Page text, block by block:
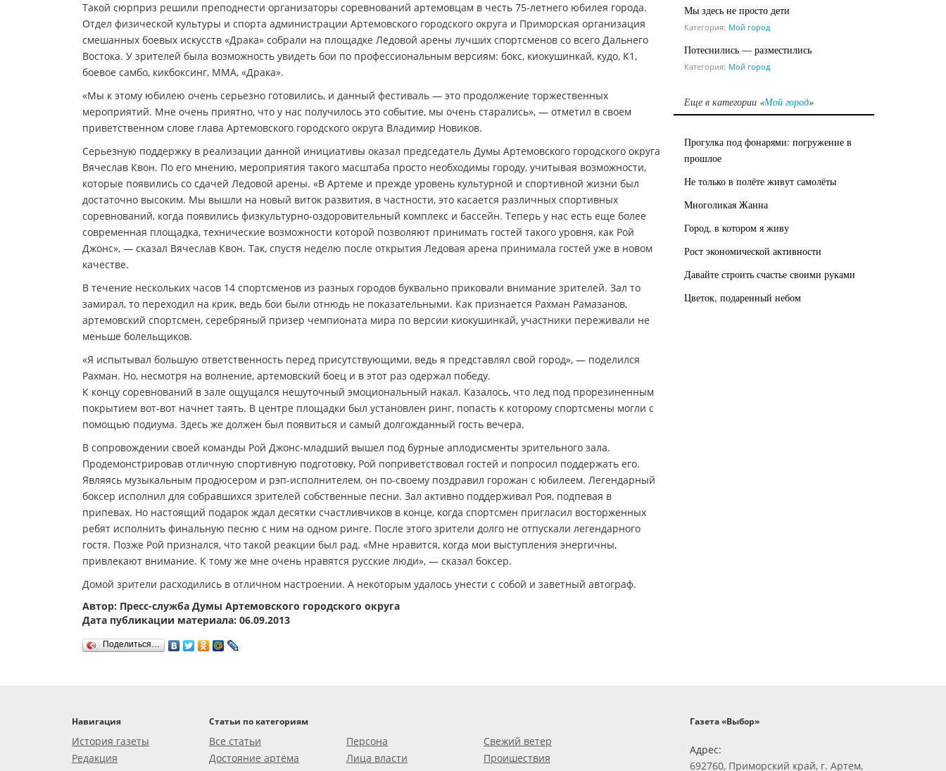
Такой сюрприз решили преподнести организаторы соревнований артемовцам в честь 75-летнего юбилея города.
Отдел физической культуры и спорта администрации Артемовского городского округа и Приморская организация
смешанных боевых искусств «Драка» собрали на площадке Ледовой арены лучших спортсменов со всего Дальнего
Востока. У зрителей была возможность увидеть бои по профессиональным версиям: бокс, киокушинкай, кудо, К1,
боевое самбо, кикбоксинг, ММА, «Драка».
«Мы к этому юбилею очень серьезно готовились, и данный фестиваль — это продолжение торжественных
мероприятий. Мне очень приятно, что у нас получилось это событие, мы очень старались», — отметил в своем
приветственном слове глава Артемовского городского округа Владимир Новиков.
Серьезную поддержку в реализации данной инициативы оказал председатель Думы Артемовского городского округа
Вячеслав Квон. По его мнению, мероприятия такого масштаба просто необходимы городу, учитывая возможности,
которые появились со сдачей Ледовой арены. «В Артеме и прежде уровень культурной и спортивной жизни был
достаточно высоким. Мы вышли на новый виток развития, в частности, это касается различных спортивных
соревнований, когда появились физкультурно-оздоровительный комплекс и бассейн. Теперь у нас есть еще более
современная площадка, технические возможности которой позволяют принимать гостей такого уровня, как Рой
Джонс», — сказал Вячеслав Квон. Так, спустя неделю после открытия Ледовая арена принимала гостей уже в новом
качестве.
В течение нескольких часов 14 спортсменов из разных городов буквально приковали внимание зрителей. Зал то
замирал, то переходил на крик, ведь бои были отнюдь не показательными. Как признается Рахман Рамазанов,
артемовский спортсмен, серебряный призер чемпионата мира по версии киокушинкай, участники переживали не
меньше болельщиков.
«Я испытывал большую ответственность перед присутствующими, ведь я представлял свой город», — поделился
Рахман. Но, несмотря на волнение, артемовский боец и в этот раз одержал победу.
К концу соревнований в зале ощущался нешуточный эмоциональный накал. Казалось, что лед под прорезиненным
покрытием вот-вот начнет таять. В центре площадки был установлен ринг, попасть к которому спортсмены могли с
помощью подиума. Здесь же должен был появиться и самый долгожданный гость вечера.
В сопровождении своей команды Рой Джонс-младший вышел под бурные аплодисменты зрительного зала.
Продемонстрировав отличную спортивную подготовку, Рой поприветствовал гостей и попросил поддержать его.
Являясь музыкальным продюсером и рэп-исполнителем, он по-своему поздравил горожан с юбилеем. Легендарный
боксер исполнил для собравшихся зрителей собственные песни. Зал активно поддерживал Роя, подпевая в
припевах. Но настоящий подарок ждал десятки счастливчиков в конце, когда спортсмен пригласил восторженных
ребят исполнить финальную песню с ним на одном ринге. После этого зрители долго не отпускали легендарного
гостя. Позже Рой признался, что такой реакции был рад. «Мне нравится, когда мои выступления энергичны,
привлекают внимание. К тому же мне очень нравятся русские люди», — сказал боксер.
Домой зрители расходились в отличном настроении. А некоторым удалось унести с собой и заветный автограф.
Автор: Пресс-служба Думы Артемовского городского округа
Дата публикации материала: 06.09.2013
Поделиться…
Мы здесь не просто дети
Категория: Мой город
Потеснились — разместились
Категория: Мой город
Еще в категории «Мой город»
Прогулка под фонарями: погружение в
прошлое
Не только в полёте живут самолёты
Многоликая Жанна
Город, в котором я живу
Рост экономической активности
Давайте строить счастье своими руками
Цветок, подаренный небом
Навигация
История газеты
Редакция
Статьи по категориям
Все статьи
Достояние артёма
Персона
Лица власти
Свежий ветер
Проишествия
Газета «Выбор»
Адрес:
692760, Приморский край, г. Артем,